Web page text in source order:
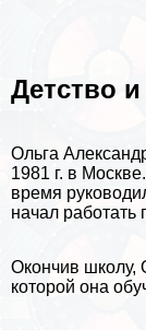
Детство
Ольга
1981 г. в Москве
время
начал
Окончив школу,
которой она